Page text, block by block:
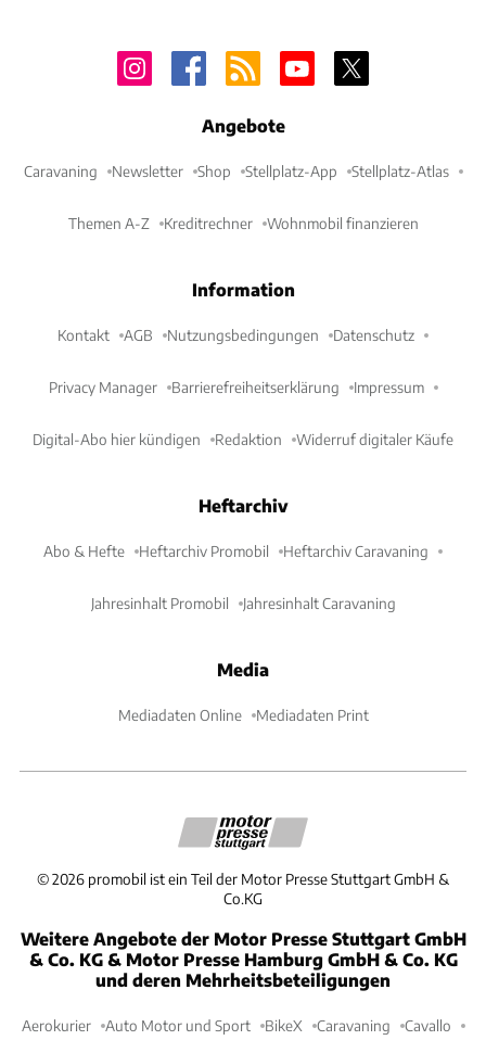
Angebote
Caravaning Newsletter Shop Stellplatz-App Stellplatz-Atlas
Themen A-Z Kreditrechner Wohnmobil finanzieren
Information
Kontakt AGB Nutzungsbedingungen Datenschutz
Privacy Manager Barrierefreiheitserklärung Impressum
Digital-Abo hier kündigen Redaktion Widerruf digitaler Käufe
Heftarchiv
Abo & Hefte Heftarchiv Promobil Heftarchiv Caravaning
Jahresinhalt Promobil Jahresinhalt Caravaning
Media
Mediadaten Online Mediadaten Print
©2026 promobil ist ein Teil der Motor Presse Stuttgart GmbH &
Co.KG
Weitere Angebote der Motor Presse Stuttgart GmbH
& Co. KG & Motor Presse Hamburg GmbH & Co. KG
und deren Mehrheitsbeteiligungen
Aerokurier Auto Motor und Sport BikeX Caravaning Cavallo